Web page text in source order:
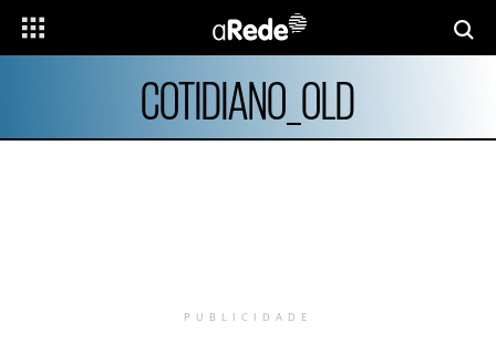
COTIDIANO_OLD
PUBLICIDADE